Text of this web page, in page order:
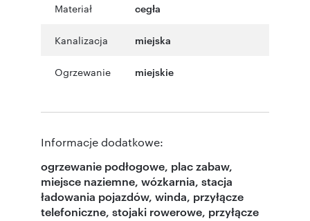
Materiał cegła
Kanalizacja miejska
Ogrzewanie miejskie
Informacje dodatkowe:
ogrzewanie podłogowe, plac zabaw,
miejsce naziemne, wózkarnia, stacja
ładowania pojazdów, winda, przyłącze
telefoniczne, stojaki rowerowe, przyłącze